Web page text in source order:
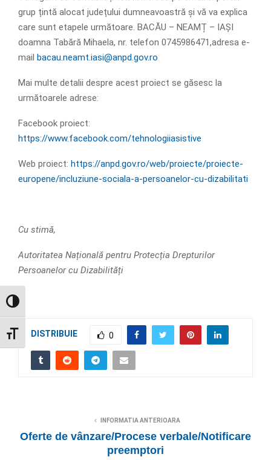
GLISOR NIVEL CONTRAST
GLISOR MĂRIME FONT
grup țintă alocat județului dumneavoastră și vă va explica
care sunt etapele următoare. BACĂU – NEAMȚ – IAȘI
doamna Tabără Mihaela, nr. telefon 0745986471,adresa e-
mail bacau.neamt.iasi@anpd.gov.ro
Mai multe detalii despre acest proiect se găsesc la
următoarele adrese:
Facebook proiect:
https://www.facebook.com/tehnologiiasistive
Web proiect: https://anpd.gov.ro/web/proiecte/proiecte-
europene/incluziune-sociala-a-persoanelor-cu-dizabilitati
Cu stimă,
Autoritatea Națională pentru Protecția Drepturilor
Persoanelor cu Dizabilități
DISTRIBUIE 0
INFORMATIA ANTERIOARA
Oferte de vânzare/Procese verbale/Notificare
preemptori